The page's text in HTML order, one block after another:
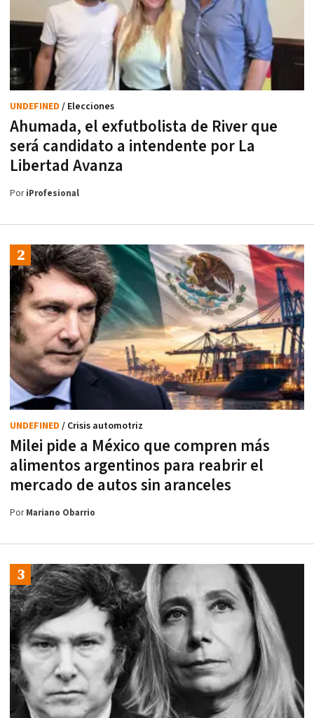
Ahumada, el exfutbolista de River que
será candidato a intendente por La
Libertad Avanza
UNDEFINED / Elecciones
PoriProfesional
Milei pide a México que compren más
alimentos argentinos para reabrir el
mercado de autos sin aranceles
UNDEFINED / Crisis automotriz
PorMariano Obarrio